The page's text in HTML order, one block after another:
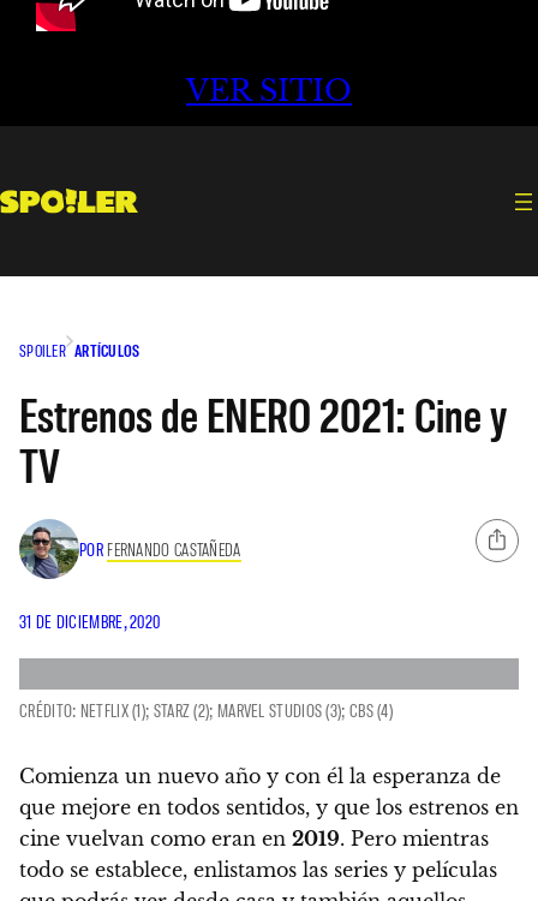
VER SITIO
SPOILER ARTÍCULOS
Estrenos de ENERO 2021: Cine y
TV
POR FERNANDO CASTAÑEDA
31 DE DICIEMBRE, 2020
CRÉDITO: NETFLIX (1); STARZ (2); MARVEL STUDIOS (3); CBS (4)
Comienza un nuevo año y con él la esperanza de
que mejore en todos sentidos, y que los estrenos en
cine vuelvan como eran en 2019. Pero mientras
todo se establece, enlistamos las series y películas